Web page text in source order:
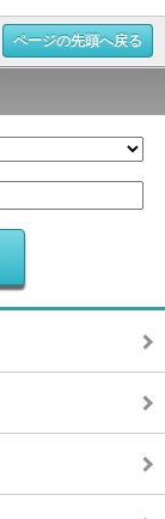
ページの先頭へ戻る